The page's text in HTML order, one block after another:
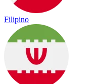
Filipino